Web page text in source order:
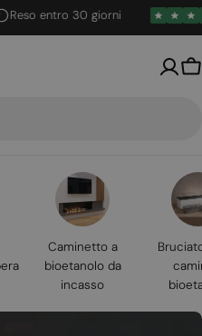
entro 30 giorni
Caminetto a
bioetanolo da
incasso